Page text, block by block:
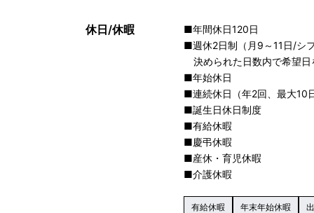
休日/休暇
■年間休日120日
■週休2日制（月9～11日/シ
決められた日数内で希望日
■年始休日
■連続休日（年2回、最大10
■誕生日休日制度
■有給休暇
■慶弔休暇
■産休・育児休暇
■介護休暇
有給休暇 年末年始休暇